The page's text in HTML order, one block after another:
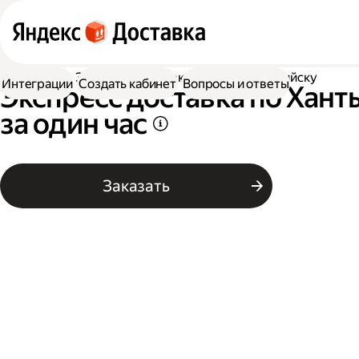
Доставка Экспресс-доставка по Ханты-Мансийску
Экспресс доставка по
за один час
Заказать
Интеграции Создать кабинет Вопросы и ответы